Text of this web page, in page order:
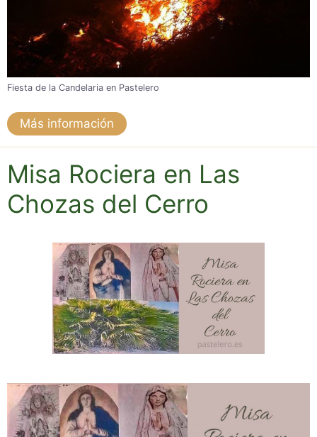
Fiesta de la Candelaria en Pastelero
Más información
Misa Rociera en Las
Chozas del Cerro